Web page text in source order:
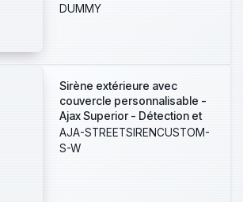
DUMMY
Sirène extérieure avec
couvercle personnalisable -
Ajax Superior - Détection et
alerte d'inhibition -
Alimentation 4 batteries
AJA-STREETSIRENCUSTOM-
S-W